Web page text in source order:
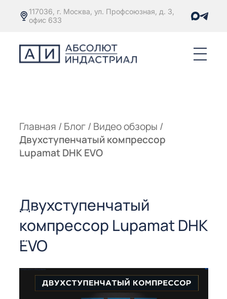
117036, г. Москва, ул. Профсоюзная, д. 3,
офис 633
Главная / Блог/ Видео обзоры /
Двухступенчатый компрессор
Lupamat DHK EVO
Двухступенчатый
компрессор Lupamat DHK
EVO
С
ДЛЯ
РЕЗКИ